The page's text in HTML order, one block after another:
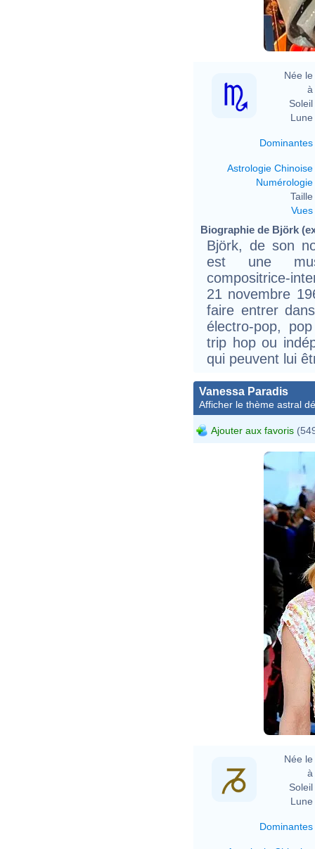
Née le
à
Soleil
Lune
Dominantes
Astrologie Chinoise
Numérologie
Taille
Vues
Biographie de Björk
Björk, de son
est une
compositrice-
21 novembre
faire entrer
électro-pop,
trip hop ou
qui peuvent lui
Vanessa Paradis
Afficher le thème astral
Ajouter aux favoris
Née le
à
Soleil
Lune
Dominantes